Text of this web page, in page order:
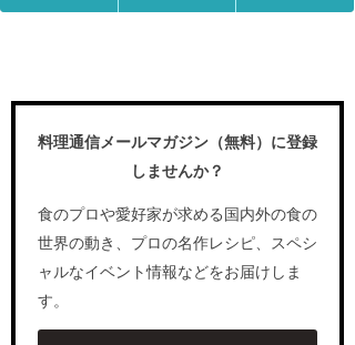
料理通信メールマガジン（無料）に登録
しませんか？
食のプロや愛好家が求める国内外の食の
世界の動き、プロの名作レシピ、スペシ
ャルなイベント情報などをお届けしま
す。